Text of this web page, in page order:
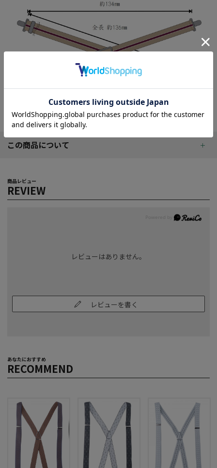
この商品について
商品レビュー
REVIEW
レビューはありません。
レビューを書く
あなたにおすすめ
RECOMMEND